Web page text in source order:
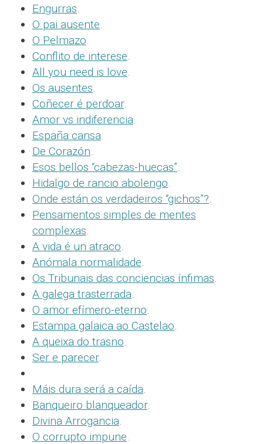
Engurras.
O pai ausente.
O Pelmazo.
Conflito de interese.
All you need is love.
Os ausentes.
Coñecer é perdoar.
Amor vs indiferencia.
España cansa.
De Corazón.
Esos bellos “cabezas-huecas”.
Hidalgo de rancio abolengo.
Onde están os verdadeiros “gichos”?.
Pensamentos simples de mentes
complexas.
A vida é un atraco.
Anómala normalidade.
Os Tribunais das conciencias ínfimas.
A galega trasterrada.
O amor efímero-eterno.
Estampa galaica ao Castelao.
A queixa do trasno.
Ser e parecer.
Máis dura será a caída.
Banqueiro blanqueador.
Divina Arrogancia.
O corrupto impune.